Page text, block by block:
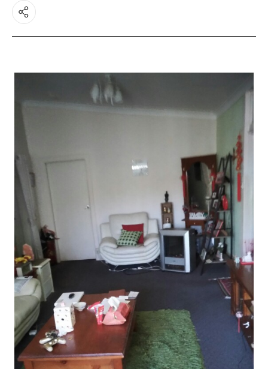
유학가이드
뉴질랜드
어학연수 정보